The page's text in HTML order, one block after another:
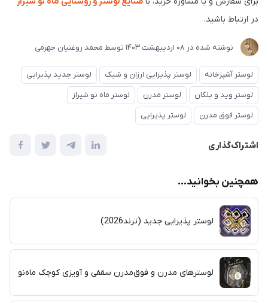
در ارتباط باشید.
نوشته شده در 08 ارديبهشت 1403 توسط محمد روغنیان جهرمی
لوستر آشپزخانه لوستر پذیرایی ارزان و شیک
لوستر جدید پذیرایی
لوستر وید و پلکان
لوستر مدرن
لوستر ماه نو شیراز
لوستر فوق مدرن
لوستر پذیرایی
اشتراک‌گذاری
همچنین بخوانید...
لوستر پذیرایی جدید (ترند2026)
لوسترهای مدرن و فوق‌مدرن سقفی و آویزی کوچک ماه‌نو